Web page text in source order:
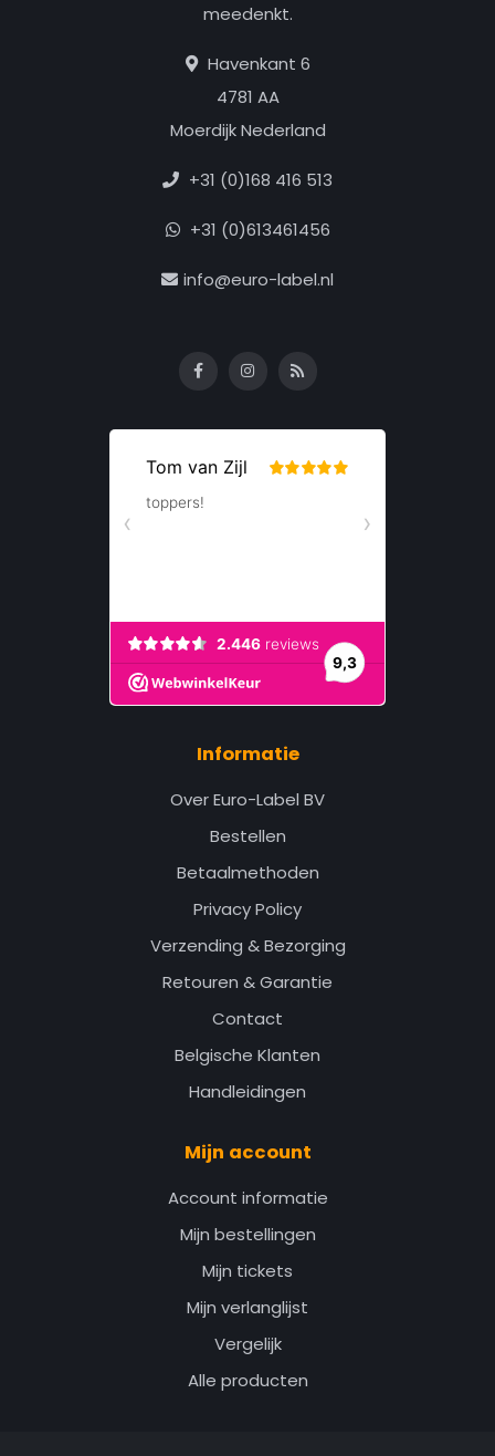
meedenkt.
Havenkant 6
4781 AA
Moerdijk Nederland
+31 (0)168 416 513
+31 (0)613461456
info@euro-label.nl
Informatie
Over Euro-Label BV
Bestellen
Betaalmethoden
Privacy Policy
Verzending & Bezorging
Retouren & Garantie
Contact
Belgische Klanten
Handleidingen
Mijn account
Account informatie
Mijn bestellingen
Mijn tickets
Mijn verlanglijst
Vergelijk
Alle producten